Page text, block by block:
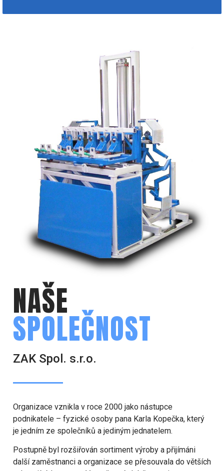
NAŠE
SPOLEČNOST
ZAK Spol. s.r.o.
Organizace vznikla v roce 2000 jako nástupce
podnikatele – fyzické osoby pana Karla Kopečka, který
je jedním ze společníků a jediným jednatelem.
Postupně byl rozšiřován sortiment výroby a přijímáni
další zaměstnanci a organizace se přesouvala do větších